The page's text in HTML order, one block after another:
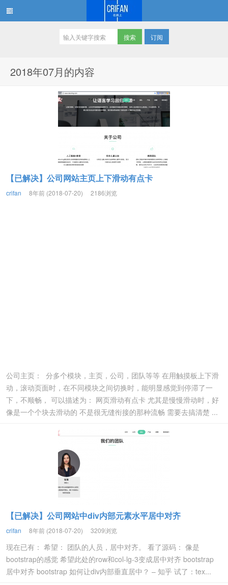
订阅
2018年07月的内容
【已解决】公司网站主页上下滑动有点卡
crifan 8年前 (2018-07-20) 2186浏览
公司主页： 分多个模块，主页，公司，团队等等 在用触摸板上下滑
动，滚动页面时，在不同模块之间切换时，能明显感觉到停滞了一
下，不顺畅， 可以描述为： 网页滑动有点卡 尤其是慢慢滑动时，好
像是一个个块去滑动的 不是很无缝衔接的那种流畅 需要去搞清楚 ...
【已解决】公司网站中div内部元素水平居中对齐
crifan 8年前 (2018-07-20) 3209浏览
现在已有： 希望： 团队的人员，居中对齐。 看了源码： 像是
bootstrap的感觉 希望此处的row和col-lg-3变成居中对齐 bootstrap
居中对齐 bootstrap 如何让div内部垂直居中？ – 知乎 试了：tex...